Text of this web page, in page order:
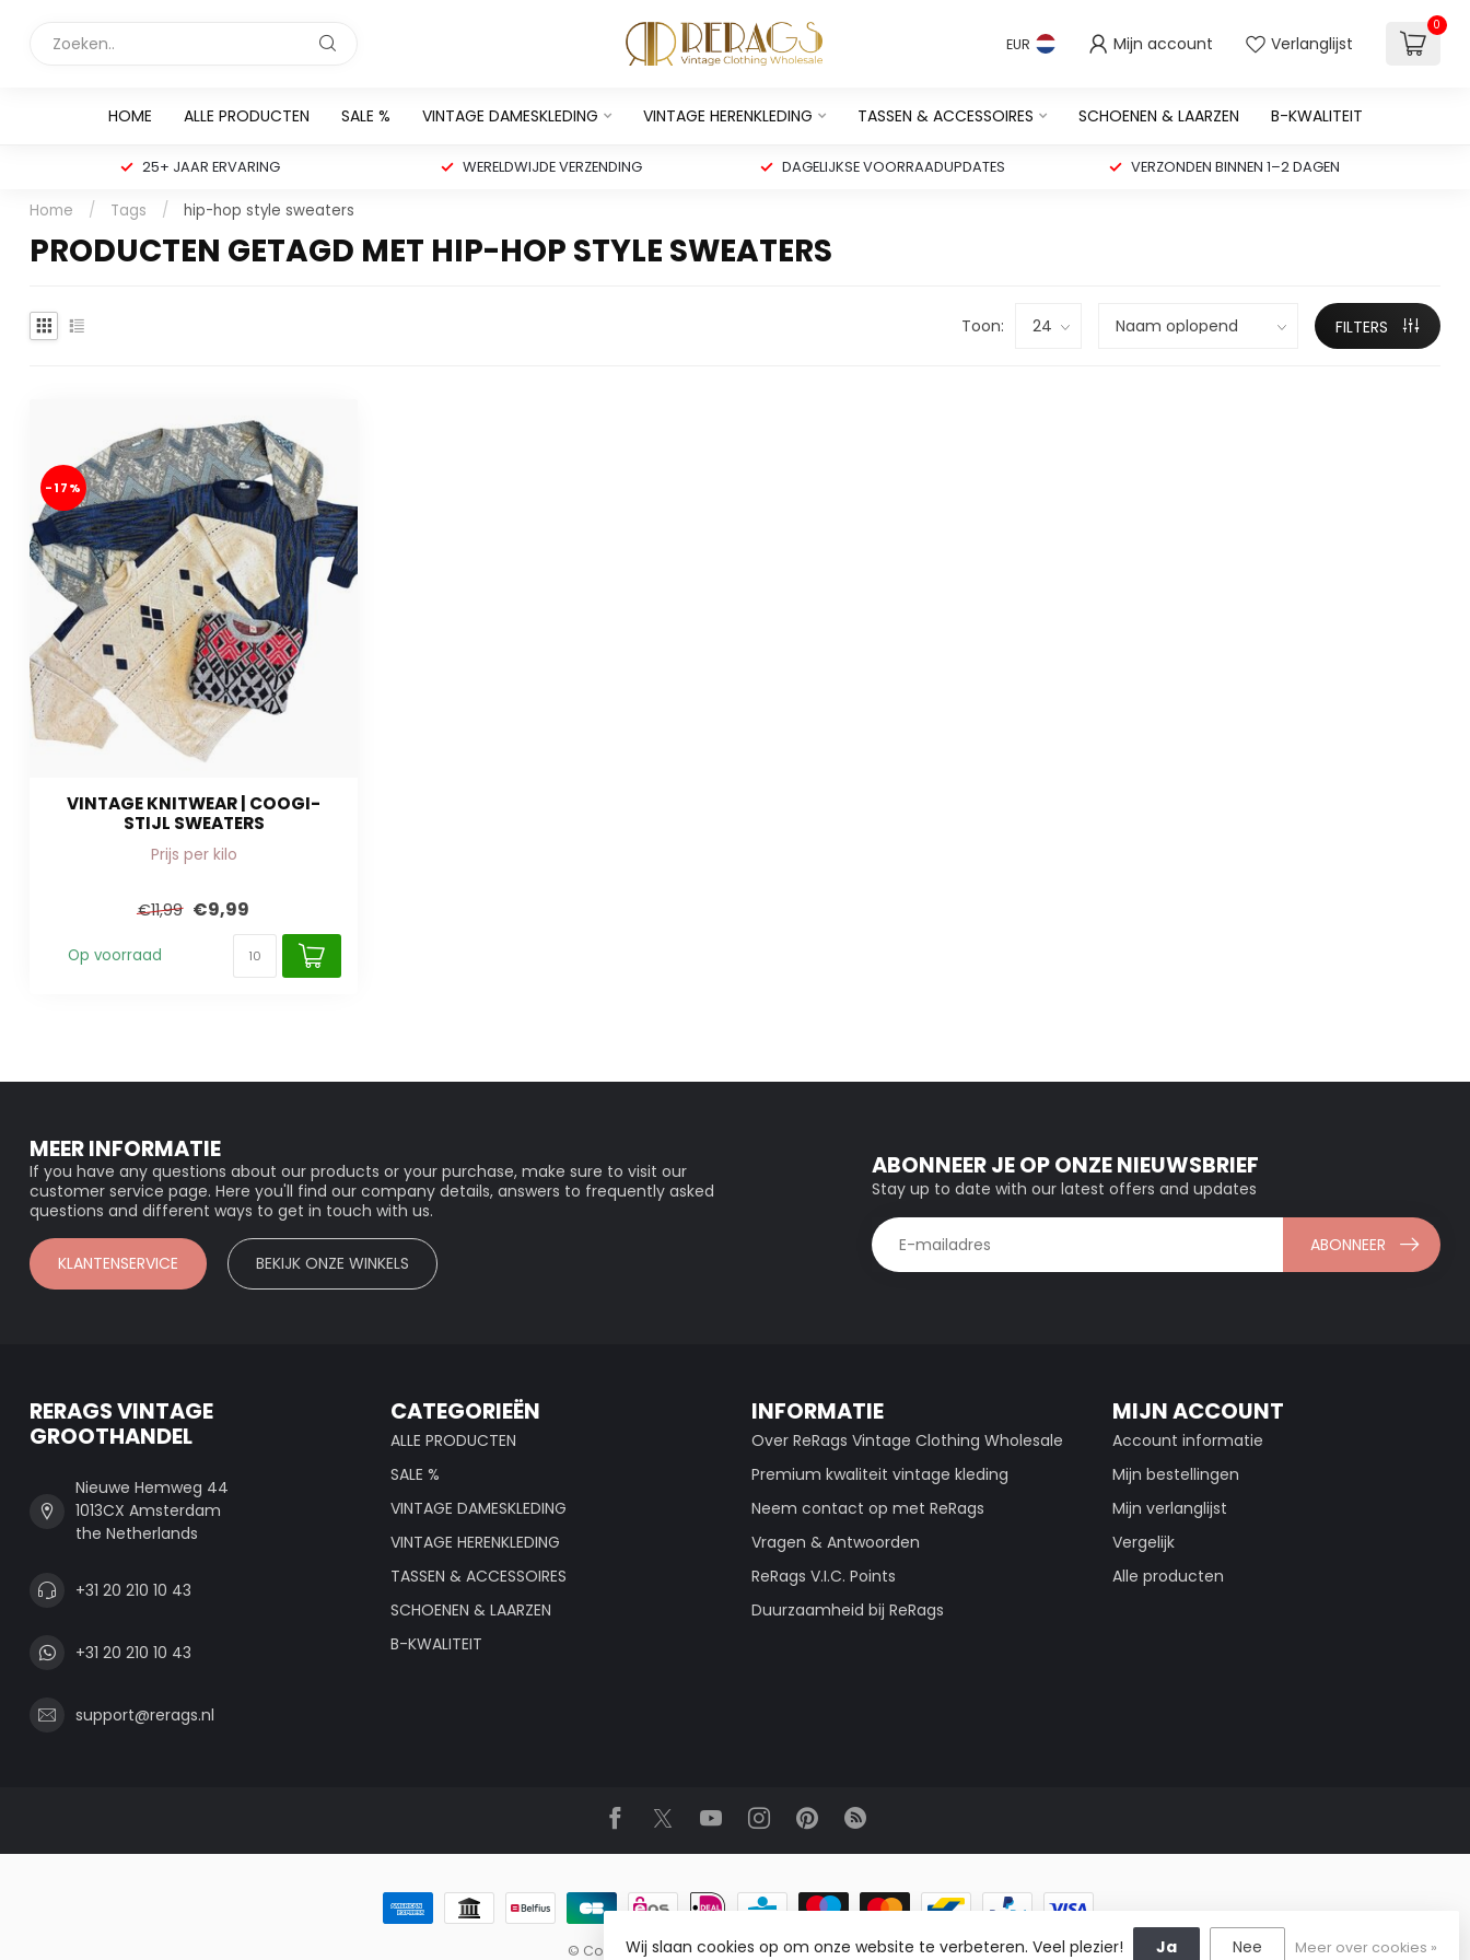
EUR Mijn account Verlanglijst
0
HOME ALLE PRODUCTEN SALE % VINTAGE DAMESKLEDING VINTAGE HERENKLEDING TASSEN & ACCESSOIRES SCHOENEN & LAARZEN B-KWALITEIT
25+ JAAR ERVARING WERELDWIJDE VERZENDING DAGELIJKSE VOORRAADUPDATES VERZONDEN BINNEN 1–2 DAGEN
Home / Tags / hip-hop style sweaters
PRODUCTEN GETAGD MET HIP-HOP STYLE SWEATERS
Toon: FILTERS
-17%
VINTAGE KNITWEAR | COOGI-
STIJL SWEATERS
Prijs per kilo
€11,99 €9,99
Op voorraad
MEER INFORMATIE
If you have any questions about our products or your purchase, make sure to visit our
customer service page. Here you'll find our company details, answers to frequently asked
questions and different ways to get in touch with us.
KLANTENSERVICE BEKIJK ONZE WINKELS
ABONNEER JE OP ONZE NIEUWSBRIEF
Stay up to date with our latest offers and updates
ABONNEER
RERAGS VINTAGE
GROOTHANDEL
Nieuwe Hemweg 44
1013CX Amsterdam
the Netherlands
+31 20 210 10 43
+31 20 210 10 43
support@rerags.nl
CATEGORIEËN
ALLE PRODUCTEN
SALE %
VINTAGE DAMESKLEDING
VINTAGE HERENKLEDING
TASSEN & ACCESSOIRES
SCHOENEN & LAARZEN
B-KWALITEIT
INFORMATIE
Over ReRags Vintage Clothing Wholesale
Premium kwaliteit vintage kleding
Neem contact op met ReRags
Vragen & Antwoorden
ReRags V.I.C. Points
Duurzaamheid bij ReRags
MIJN ACCOUNT
Account informatie
Mijn bestellingen
Mijn verlanglijst
Vergelijk
Alle producten
© Copyright 2026 ReRags Vintage Groothandel
Wij slaan cookies op om onze website te verbeteren. Veel plezier! Ja Nee Meer over cookies »